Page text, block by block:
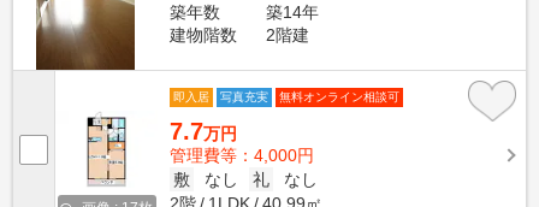
築年数
築14年
建物階数
2階建
即入居 写真充実 無料オンライン相談可
7.7万円
管理費等：4,000円
敷
なし 礼
なし